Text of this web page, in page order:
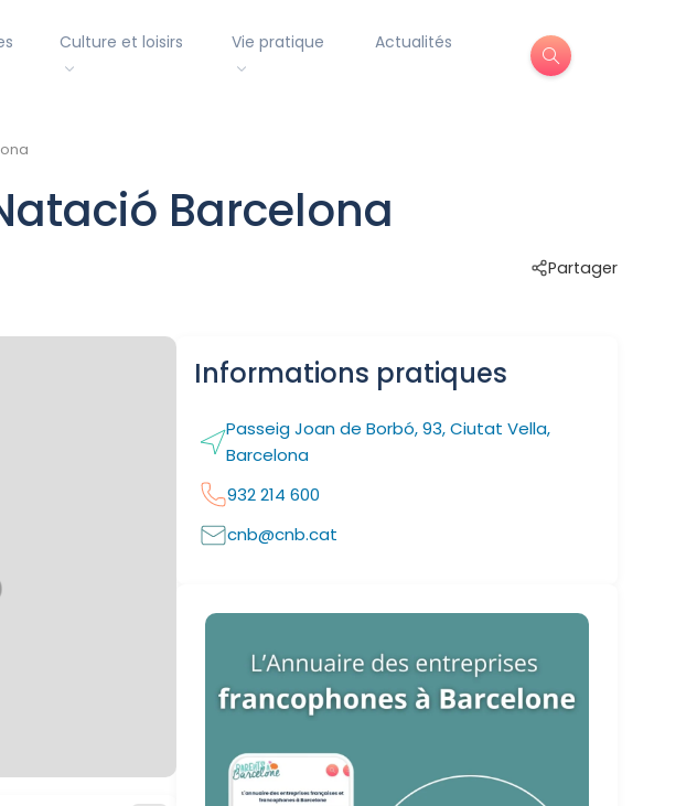
Culture et loisirs Vie pratique Actualités
Barcelona
Partager
Informations pratiques
Passeig Joan de Borbó, 93, Ciutat Vella,
Barcelona
932 214 600
cnb@cnb.cat